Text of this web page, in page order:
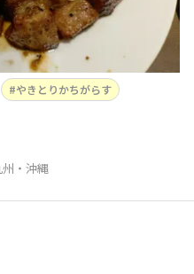
やきとりかちがらす
州・沖縄